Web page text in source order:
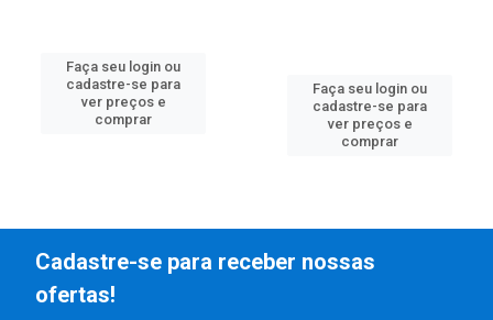
Faça seu login ou
cadastre-se para
ver preços e
comprar
Faça seu login ou
cadastre-se para
ver preços e
comprar
Cadastre-se para receber nossas
ofertas!